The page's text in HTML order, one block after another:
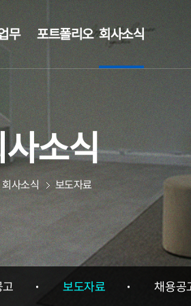
무 포트폴리오 회사소식
사소식
회사소식 보도자료
고 보도자료 채용공